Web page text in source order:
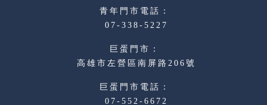
07-338-5227
高雄市左營區南屏路206號
07-552-6672